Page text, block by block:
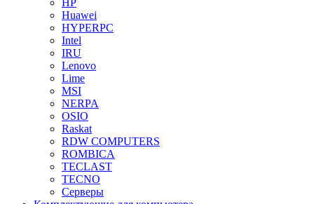
HP
Huawei
HYPERPC
Intel
IRU
Lenovo
Lime
MSI
NERPA
OSIO
Raskat
RDW COMPUTERS
ROMBICA
TECLAST
TECNO
Серверы